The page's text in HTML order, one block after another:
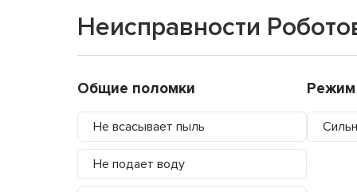
Неисправности
Общие поломки
Не всасывает пыль
Не подает воду